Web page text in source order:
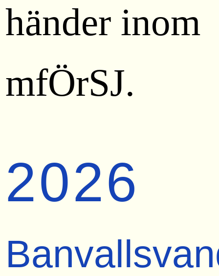
händer inom
mfÖrSJ.
2026